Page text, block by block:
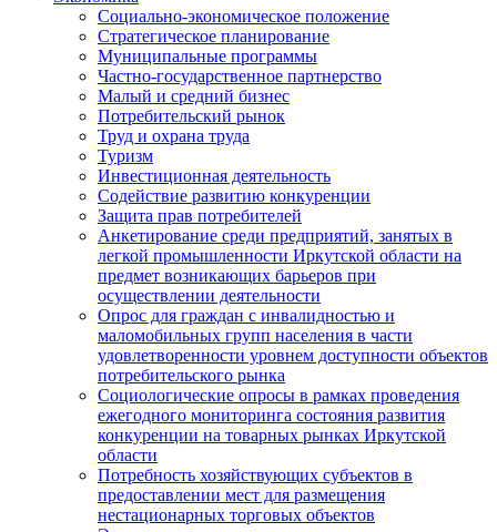
Социально-экономическое положение
Стратегическое планирование
Муниципальные программы
Частно-государственное партнерство
Малый и средний бизнес
Потребительский рынок
Труд и охрана труда
Туризм
Инвестиционная деятельность
Содействие развитию конкуренции
Защита прав потребителей
Анкетирование среди предприятий, занятых в
легкой промышленности Иркутской области на
предмет возникающих барьеров при
осуществлении деятельности
Опрос для граждан с инвалидностью и
маломобильных групп населения в части
удовлетворенности уровнем доступности объектов
потребительского рынка
Социологические опросы в рамках проведения
ежегодного мониторинга состояния развития
конкуренции на товарных рынках Иркутской
области
Потребность хозяйствующих субъектов в
предоставлении мест для размещения
нестационарных торговых объектов